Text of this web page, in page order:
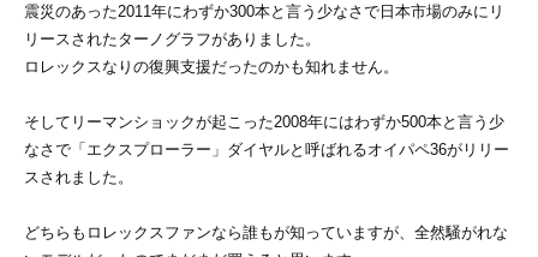
震災のあった2011年にわずか300本と言う少なさで日本市場のみにリ
リースされたターノグラフがありました。
ロレックスなりの復興支援だったのかも知れません。
そしてリーマンショックが起こった2008年にはわずか500本と言う少
なさで「エクスプローラー」ダイヤルと呼ばれるオイパペ36がリリー
スされました。
どちらもロレックスファンなら誰もが知っていますが、全然騒がれな